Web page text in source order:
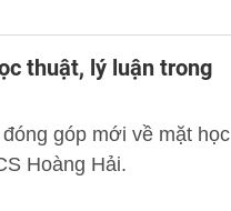
thuật, lý luận trong
góp mới về mặt học
Hoàng Hải.